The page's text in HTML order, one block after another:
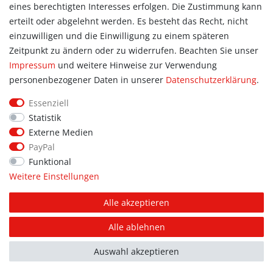
Allgemein
Kontakt
Datenschutzerklärung
AGB
Impressum
Informationen für Vereine
Informationen zur Beflockung
Newsletter-Anmeldung
© Copyright 2026 | Alle Rechte vorbehalten. Sport Hoffmann.
Unsere Shopmarken: PUMA, addidas, JAKO, erima.
FACEBOOK
eines berechtigten Interesses erfolgen. Die Zustimmung kann
erteilt oder abgelehnt werden. Es besteht das Recht, nicht
einzuwilligen und die Einwilligung zu einem späteren
Zeitpunkt zu ändern oder zu widerrufen. Beachten Sie unser
Impressum und weitere Hinweise zur Verwendung
personenbezogener Daten in unserer Daten­schutz­erklärung.
Essenziell
Statistik
Externe Medien
PayPal
Funktional
Weitere Einstellungen
Alle akzeptieren
Alle ablehnen
Auswahl akzeptieren